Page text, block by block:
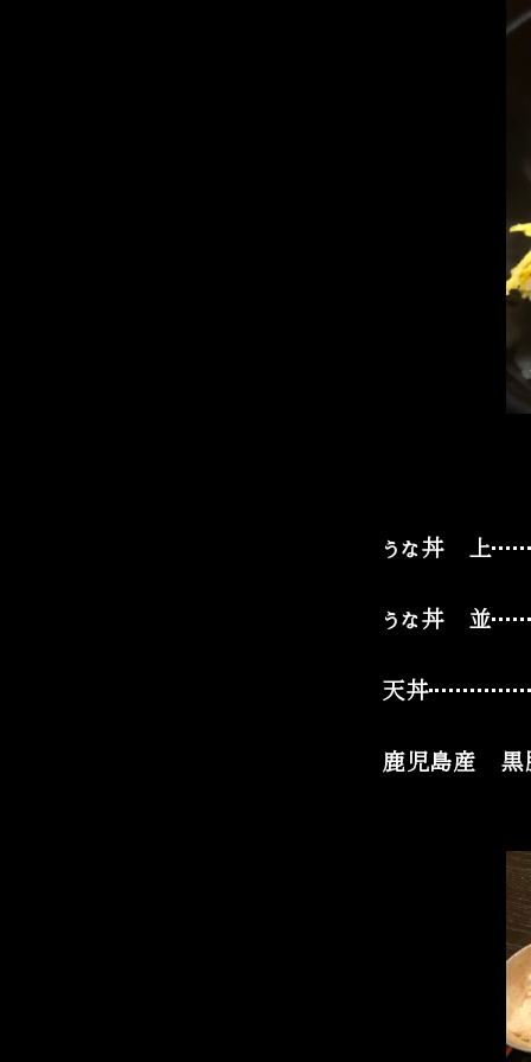
うな丼 上
うな丼 並
天丼
鹿児島産 黒